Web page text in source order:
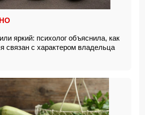
яркий: психолог объяснила, как
связан с характером владельца